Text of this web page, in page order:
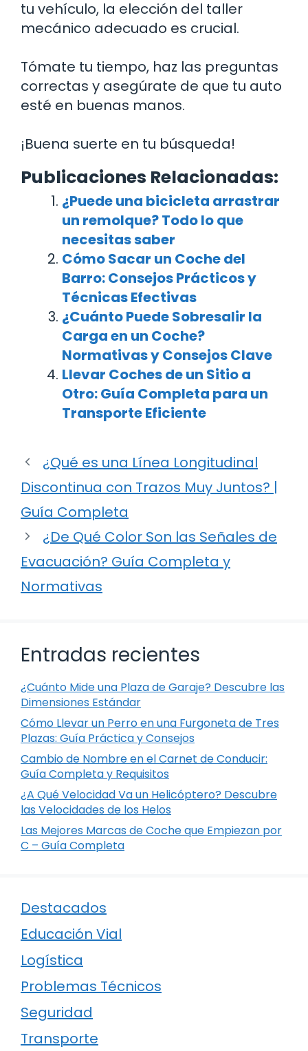
tu vehículo, la elección del taller
mecánico adecuado es crucial.
Tómate tu tiempo, haz las preguntas
correctas y asegúrate de que tu auto
esté en buenas manos.
¡Buena suerte en tu búsqueda!
Publicaciones Relacionadas:
¿Puede una bicicleta arrastrar
un remolque? Todo lo que
necesitas saber
Cómo Sacar un Coche del
Barro: Consejos Prácticos y
Técnicas Efectivas
¿Cuánto Puede Sobresalir la
Carga en un Coche?
Normativas y Consejos Clave
Llevar Coches de un Sitio a
Otro: Guía Completa para un
Transporte Eficiente
¿Qué es una Línea Longitudinal
Discontinua con Trazos Muy Juntos? |
Guía Completa
¿De Qué Color Son las Señales de
Evacuación? Guía Completa y
Normativas
Entradas recientes
¿Cuánto Mide una Plaza de Garaje? Descubre las
Dimensiones Estándar
Cómo Llevar un Perro en una Furgoneta de Tres
Plazas: Guía Práctica y Consejos
Cambio de Nombre en el Carnet de Conducir:
Guía Completa y Requisitos
¿A Qué Velocidad Va un Helicóptero? Descubre
las Velocidades de los Helos
Las Mejores Marcas de Coche que Empiezan por
C – Guía Completa
Destacados
Educación Vial
Logística
Problemas Técnicos
Seguridad
Transporte